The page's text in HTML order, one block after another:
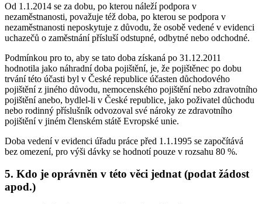
Od 1.1.2014 se za dobu, po kterou náleží podpora v
nezaměstnanosti, považuje též doba, po kterou se podpora v
nezaměstnanosti neposkytuje z důvodu, že osobě vedené v evidenci
uchazečů o zaměstnání přísluší odstupné, odbytné nebo odchodné.
Podmínkou pro to, aby se tato doba získaná po 31.12.2011
hodnotila jako náhradní doba pojištění, je, že pojištěnec po dobu
trvání této účasti byl v České republice účasten důchodového
pojištění z jiného důvodu, nemocenského pojištění nebo zdravotního
pojištění anebo, bydlel-li v České republice, jako poživatel důchodu
nebo rodinný příslušník odvozoval své nároky ze zdravotního
pojištění v jiném členském státě Evropské unie.
Doba vedení v evidenci úřadu práce před 1.1.1995 se započítává
bez omezení, pro výši dávky se hodnotí pouze v rozsahu 80 %.
5. Kdo je oprávněn v této věci jednat (podat žádost
apod.)